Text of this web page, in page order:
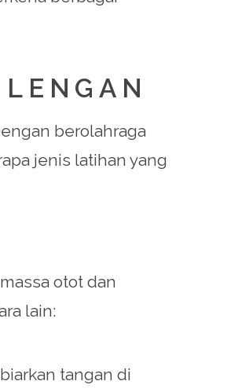
berolahraga
jenis latihan yang
otot dan
lain:
tangan di